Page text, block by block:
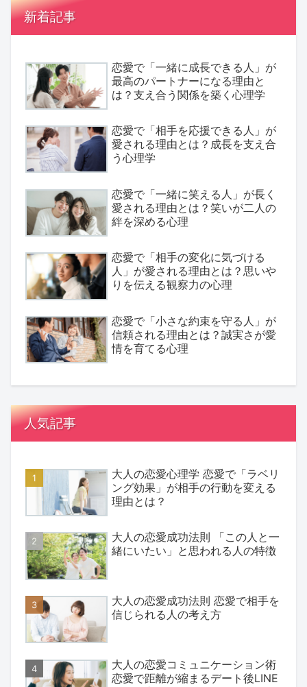
新着記事
恋愛で「一緒に成長できる人」が
最高のパートナーになる理由と
は？支え合う関係を築く心理学
恋愛で「相手を応援できる人」が
愛される理由とは？成長を支え合
う心理学
恋愛で「一緒に笑える人」が長く
愛される理由とは？笑いが二人の
絆を深める心理
恋愛で「相手の変化に気づける
人」が愛される理由とは？思いや
りを伝える観察力の心理
恋愛で「小さな約束を守る人」が
信頼される理由とは？誠実さが愛
情を育てる心理
人気記事
大人の恋愛心理学 恋愛で「ラベリ
ング効果」が相手の行動を変える
理由とは？
大人の恋愛成功法則 「この人と一
緒にいたい」と思われる人の特徴
大人の恋愛成功法則 恋愛で相手を
信じられる人の考え方
大人の恋愛コミュニケーション術
恋愛で距離が縮まるデート後LINE